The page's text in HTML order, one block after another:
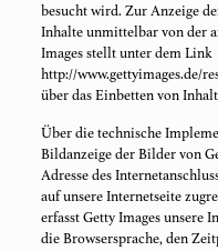
besucht wird. Zur Anzeige
Inhalte unmittelbar von der
Images stellt unter dem Link
http://www.gettyimages.de/
über das Einbetten von
Über die technische
Bildanzeige der Bilder von
Adresse des
auf unsere Internetseite
erfasst Getty Images unsere
die Browsersprache, den